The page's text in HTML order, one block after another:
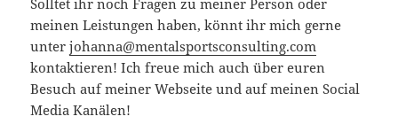
meinen Leistungen haben, könnt ihr mich gerne
unterjohanna@mentalsportsconsulting.com
kontaktieren! Ich freue mich auch über euren
Besuch auf meiner Webseite und auf meinen Social
Media Kanälen!